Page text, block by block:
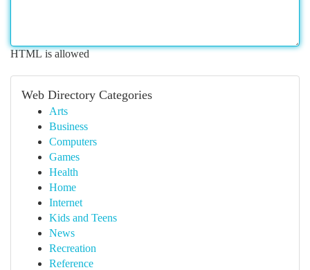
HTML is allowed
Web Directory Categories
Arts
Business
Computers
Games
Health
Home
Internet
Kids and Teens
News
Recreation
Reference